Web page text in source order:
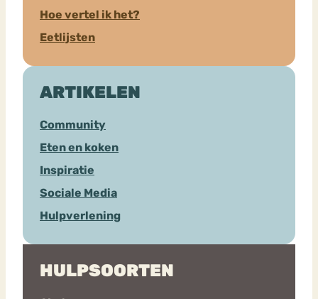
Hoe vertel ik het?
Eetlijsten
ARTIKELEN
Community
Eten en koken
Inspiratie
Sociale Media
Hulpverlening
HULPSOORTEN